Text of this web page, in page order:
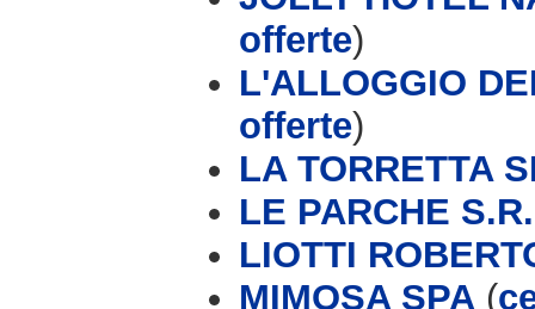
offerte)
L'ALLOGGIO
offerte)
LA TORRETTA
LE PARCHE
LIOTTI
MIMOSA SPA (